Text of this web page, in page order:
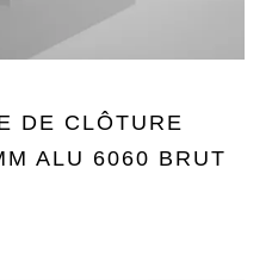
DE CLÔTURE
ALU 6060 BRUT